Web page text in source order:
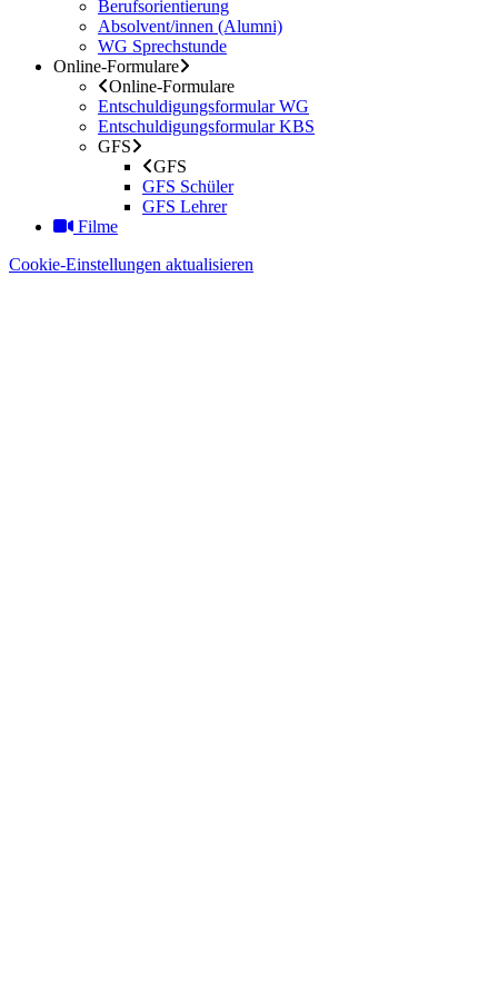
Berufsorientierung
Absolvent/innen (Alumni)
WG Sprechstunde
Online-Formulare
Online-Formulare
Entschuldigungsformular WG
Entschuldigungsformular KBS
GFS
GFS
GFS Schüler
GFS Lehrer
Filme
Cookie-Einstellungen aktualisieren